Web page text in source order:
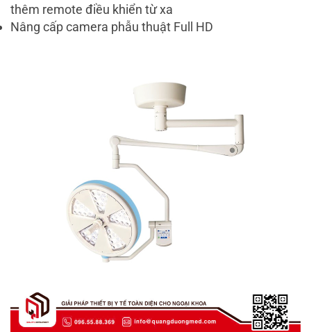
thêm remote điều khiển từ xa
Nâng cấp camera phẫu thuật Full HD